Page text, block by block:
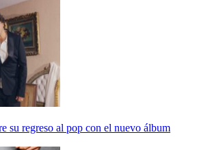
su regreso al pop con el nuevo álbum